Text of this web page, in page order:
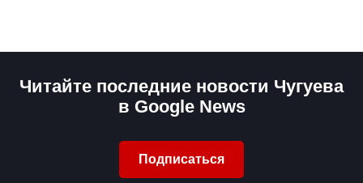
Читайте последние новости Чугуева
в Google News
Подписаться